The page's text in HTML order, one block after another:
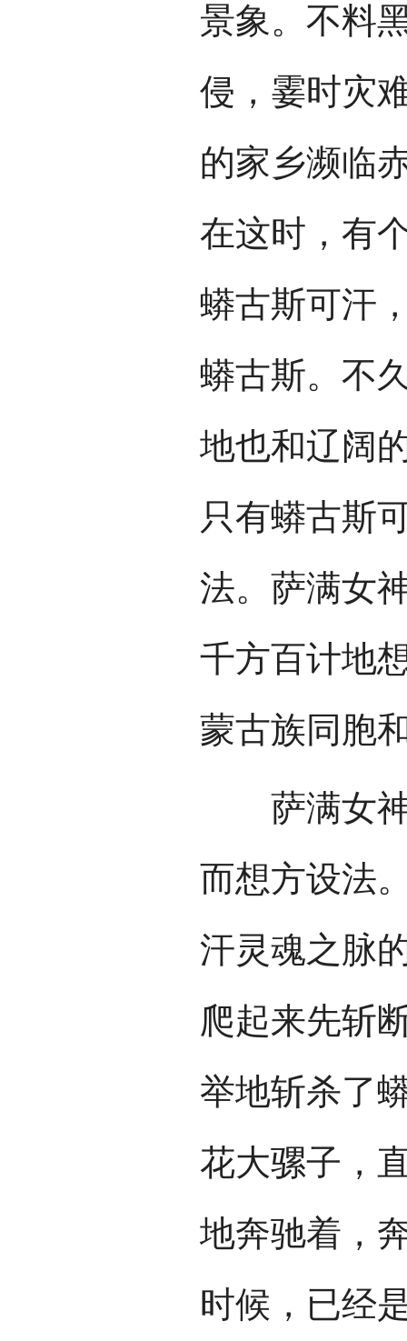
景象。不料
侵，霎时灾
的家乡濒临
在这时，有
蟒古斯可汗
蟒古斯。不
地也和辽阔
只有蟒古斯
法。萨满女
千方百计地
蒙古族同胞
萨满女神
而想方设法
汗灵魂之脉
爬起来先斩
举地斩杀了
花大骡子，
地奔驰着，
时候，已经